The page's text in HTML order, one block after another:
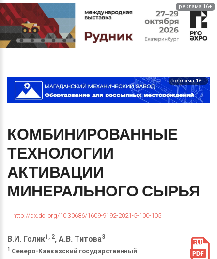
реклама 16+
реклама 16+
КОМБИНИРОВАННЫЕ
ТЕХНОЛОГИИ
АКТИВАЦИИ
МИНЕРАЛЬНОГО СЫРЬЯ
http://dx.doi.org/10.30686/1609-9192-2021-5-100-105
В.И. Голик1, 2, А.В. Титова3
1
Северо-Кавказский государственный